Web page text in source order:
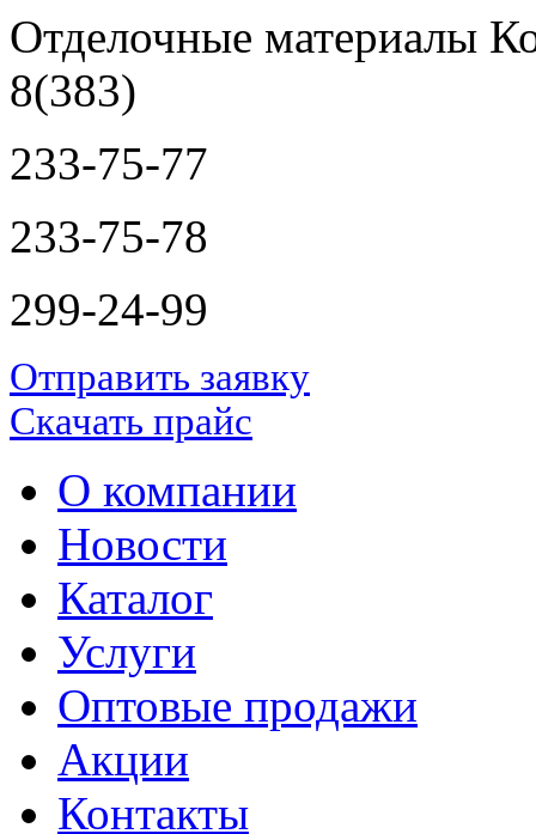
Отделочные материалы
8(383)
233-75-77
233-75-78
299-24-99
Отправить заявку
Скачать прайс
О компании
Новости
Каталог
Услуги
Оптовые продажи
Акции
Контакты